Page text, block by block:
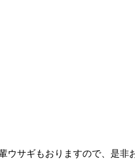
サギもおりますので、是非